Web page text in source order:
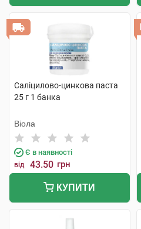
Саліцилово-цинкова паста
25 г 1 банка
Віола
Є в наявності
від 43.50 грн
КУПИТИ